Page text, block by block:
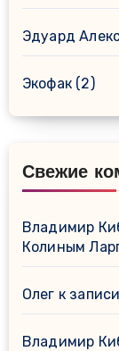
Эдуард
Экофак(2)
Свежие
Владимир
Колиным
Олег к записи
Владимир